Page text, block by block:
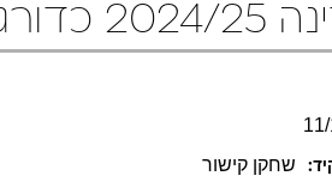
11/
שחקן קישור